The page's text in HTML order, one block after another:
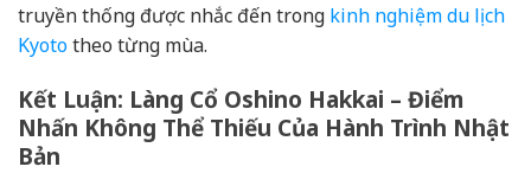
truyền thống được nhắc đến trong kinh nghiệm du lịch
Kyototheo từng mùa.
Kết Luận: Làng Cổ Oshino Hakkai – Điểm
Nhấn Không Thể Thiếu Của Hành Trình Nhật
Bản